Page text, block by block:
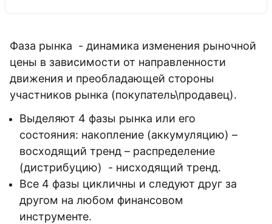
Фаза рынка - динамика изменения рыночной
цены в зависимости от направленности
движения и преобладающей стороны
участников рынка (покупатель\продавец).
Выделяют 4 фазы рынка или его
состояния: накопление (аккумуляцию) –
восходящий тренд – распределение
(дистрибуцию) - нисходящий тренд.
Все 4 фазы цикличны и следуют друг за
другом на любом финансовом
инструменте.